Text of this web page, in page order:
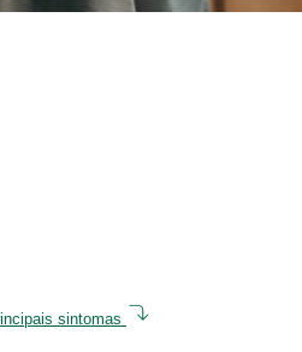
sintomas